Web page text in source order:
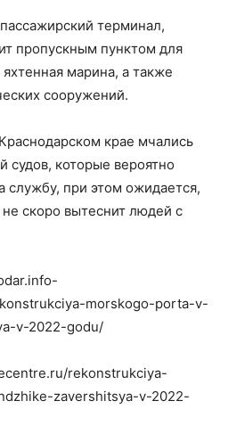
терминал,
пропускным пунктом для
марина, а также
сооружений.
крае мчались
судов, которые вероятно
службу, при этом ожидается,
не скоро вытеснит людей с
morskogo-porta-v-
v-2022-godu/
rekonstrukciya-
zavershitsya-v-2022-